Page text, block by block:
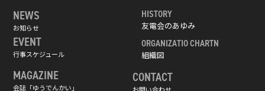
NEWS
お知らせ
EVENT
行事スケジュール
MAGAZINE
会誌「ゆうでんかい」
HISTORY
友電会のあゆみ
ORGANIZATIO CHARTN
組織図
CONTACT